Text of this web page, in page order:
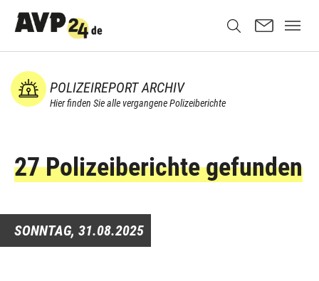
POLIZEIREPORT ARCHIV
Hier finden Sie alle vergangene Polizeiberichte
27 Polizeiberichte gefunden
SONNTAG, 31.08.2025